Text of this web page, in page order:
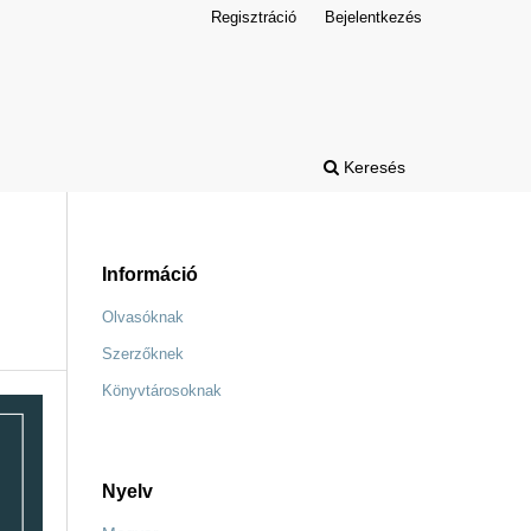
Keresés
Regisztráció Bejelentkezés
Információ
Olvasóknak
Szerzőknek
Könyvtárosoknak
Nyelv